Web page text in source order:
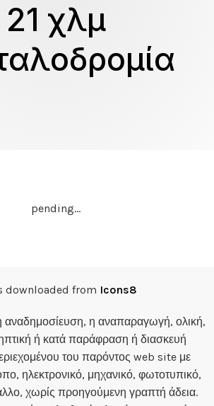
21 χλμ
pending…
downloaded from Icons8
η αναπαραγωγή, ολική,
ή κατά παράφραση ή διασκευή
του παρόντος web site με
ηλεκτρονικό, μηχανικό, φωτοτυπικό,
χωρίς προηγούμενη γραπτή άδεια.